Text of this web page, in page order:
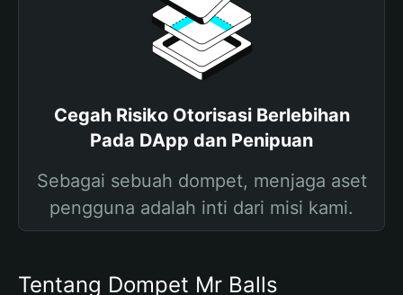
Cegah Risiko Otorisasi Berlebihan
Pada DApp dan Penipuan
Sebagai sebuah dompet, menjaga aset
pengguna adalah inti dari misi kami.
Tentang Dompet Mr Balls